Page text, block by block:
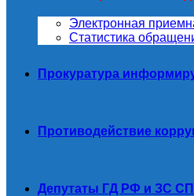
Электронная
Статистика
Прокуратура
Противодействие
Депутаты ГД РФ и ЗС